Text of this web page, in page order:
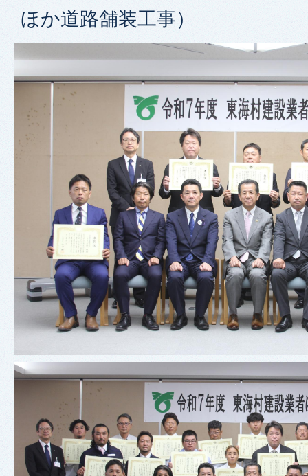
ほか道路舗装工事）